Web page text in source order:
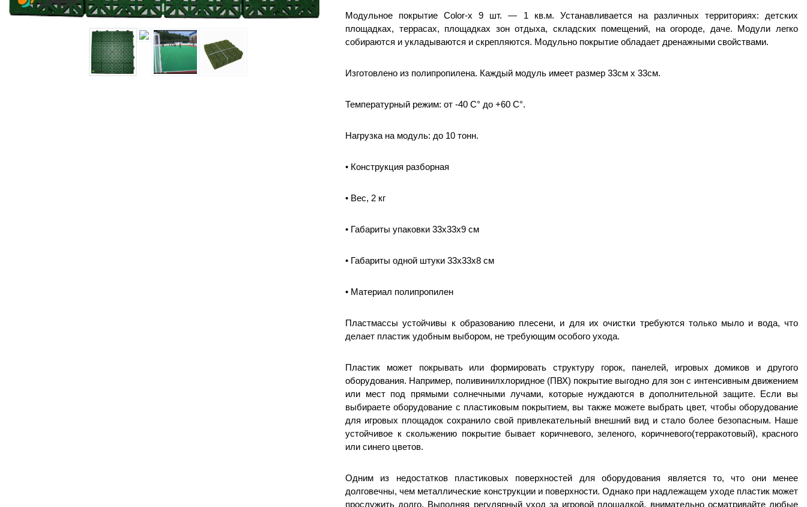
Модульное покрытие Color-x 9 шт. — 1 кв.м. Устанавливается на различных территориях: детских
площадках, террасах, площадках зон отдыха, складских помещений, на огороде, даче. Модули легко
собираются и укладываются и скрепляются. Модульно покрытие обладает дренажными свойствами.
Изготовлено из полипропилена. Каждый модуль имеет размер 33см х 33см.
Температурный режим: от -40 С° до +60 С°.
Нагрузка на модуль: до 10 тонн.
• Конструкция разборная
• Вес, 2 кг
• Габариты упаковки 33х33х9 см
• Габариты одной штуки 33х33х8 см
• Материал полипропилен
Пластмассы устойчивы к образованию плесени, и для их очистки требуются только мыло и вода, что
делает пластик удобным выбором, не требующим особого ухода.
Пластик может покрывать или формировать структуру горок, панелей, игровых домиков и другого
оборудования. Например, поливинилхлоридное (ПВХ) покрытие выгодно для зон с интенсивным движением
или мест под прямыми солнечными лучами, которые нуждаются в дополнительной защите. Если вы
выбираете оборудование с пластиковым покрытием, вы также можете выбрать цвет, чтобы оборудование
для игровых площадок сохранило свой привлекательный внешний вид и стало более безопасным. Наше
устойчивое к скольжению покрытие бывает коричневого, зеленого, коричневого(терракотовый), красного
или синего цветов.
Одним из недостатков пластиковых поверхностей для оборудования является то, что они менее
долговечны, чем металлические конструкции и поверхности. Однако при надлежащем уходе пластик может
прослужить долго. Выполняя регулярный уход за игровой площадкой, внимательно осматривайте любые